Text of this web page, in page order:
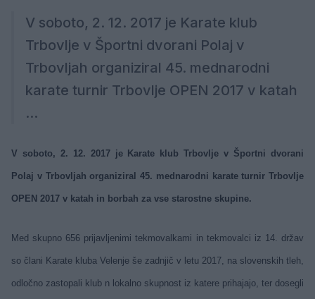
V soboto, 2. 12. 2017 je Karate klub
Trbovlje v Športni dvorani Polaj v
Trbovljah organiziral 45. mednarodni
karate turnir Trbovlje OPEN 2017 v katah
...
V soboto, 2. 12. 2017 je Karate klub Trbovlje v Športni dvorani
Polaj v Trbovljah organiziral 45. mednarodni karate turnir Trbovlje
OPEN 2017 v katah in borbah za vse starostne skupine.
Med skupno 656 prijavljenimi tekmovalkami in tekmovalci iz 14. držav
so člani Karate kluba Velenje še zadnjič v letu 2017, na slovenskih tleh,
odločno zastopali klub n lokalno skupnost iz katere prihajajo, ter dosegli